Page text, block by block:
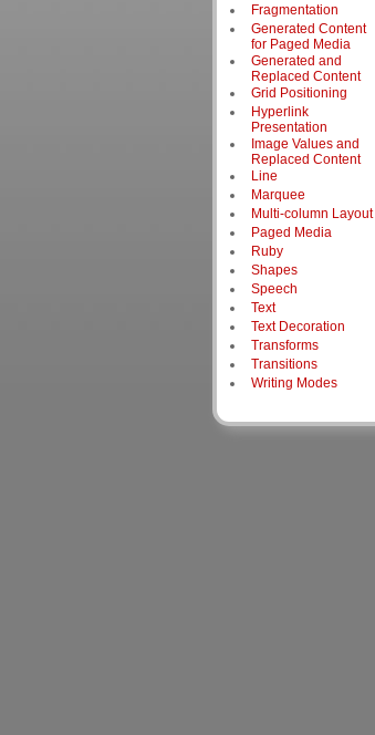
Fragmentation
Generated Content
for Paged Media
Generated and
Replaced Content
Grid Positioning
Hyperlink
Presentation
Image Values and
Replaced Content
Line
Marquee
Multi-column Layout
Paged Media
Ruby
Shapes
Speech
Text
Text Decoration
Transforms
Transitions
Writing Modes